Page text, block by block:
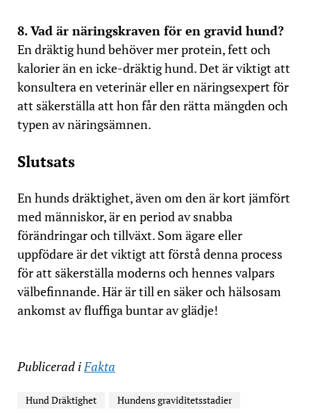
8. Vad är näringskraven för en gravid hund?
En dräktig hund behöver mer protein, fett och
kalorier än en icke-dräktig hund. Det är viktigt att
konsultera en veterinär eller en näringsexpert för
att säkerställa att hon får den rätta mängden och
typen av näringsämnen.
Slutsats
En hunds dräktighet, även om den är kort jämfört
med människor, är en period av snabba
förändringar och tillväxt. Som ägare eller
uppfödare är det viktigt att förstå denna process
för att säkerställa moderns och hennes valpars
välbefinnande. Här är till en säker och hälsosam
ankomst av fluffiga buntar av glädje!
Publicerad iFakta
Hund Dräktighet Hundens graviditetsstadier